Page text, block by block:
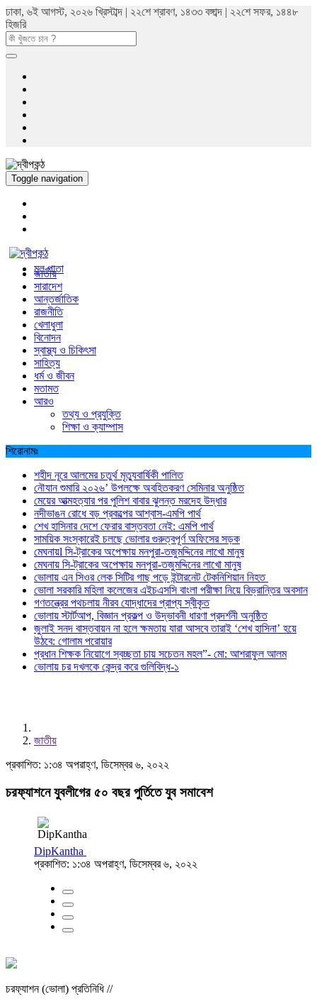
ঢাকা, ৬ই আগস্ট, ২০২৬ খ্রিস্টাব্দ | ২২শে শ্রাবণ, ১৪৩৩ বঙ্গাব্দ | ২২শে সফর, ১৪৪৮
হিজরি
Toggle navigation
মুল পাতা
জাতীয়
সারাদেশ
আন্তর্জাতিক
রাজনীতি
খেলাধুলা
বিনোদন
স্বাস্থ্য ও চিকিৎসা
সাহিত্য
ধর্ম ও জীবন
মতামত
আরও
তথ্য ও প্রযুক্তি
শিক্ষা ও ক্যাম্পাস
শিরোনামঃ
শহীদ নূরে আলমের চতুর্থ মৃত্যুবার্ষিকী পালিত
নৌযান শুমারি ২০২৬’ উপলক্ষে অবহিতকরণ সেমিনার অনুষ্ঠিত
মেয়ের আত্মহত্যার পর পুলিশ বাবার ঝুলন্ত মরদেহ উদ্ধার
নদীভাঙন রোধে বড় প্রকল্পের আশ্বাস-এমপি পার্থ
শেখ হাসিনার দেশে ফেরার বাস্তবতা নেই: এমপি পার্থ
সাময়িক সংস্কারেই চলছে ভোলার গুরুত্বপূর্ণ অফিসের সড়ক
মেঘনায়l সি-ট্রাকের অপেক্ষায় মনপুরা-তজুমদ্দিনের লাখো মানুষ
মেঘনায় সি-ট্রাকের অপেক্ষায় মনপুরা-তজুমদ্দিনের লাখো মানুষ
ভোলায় এন সিওর লেক সিটির গাছ পড়ে ইন্টারনেট টেকনিশিয়ান নিহত
ভোলা সরকারি মহিলা কলেজের এইচএসসি বাংলা পরীক্ষা নিয়ে বিভ্রান্তির অবসান
গণতন্ত্রের পথচলায় নীরব যোদ্ধাদের প্রাপ্য স্বীকৃত
ভোলায় স্টার্টআপ, বিজ্ঞান প্রকল্প ও উদ্ভাবনী ধারণা প্রদর্শনী অনুষ্ঠিত
জুলাই সনদ বাস্তবায়ন না হলে ক্ষমতায় যারা আসবে তারাই ‘শেখ হাসিনা’ হয়ে
উঠবে: গোলাম পরোয়ার
প্রধান শিক্ষক নিয়োগে স্বচ্ছতা চায় সচেতন মহল”- মো: আশরাফুল আলম
ভোলায় চর দখলকে কেন্দ্র করে গুলিবিদ্ধ-১
জাতীয়
প্রকাশিত: ১:৩৪ অপরাহ্ণ, ডিসেম্বর ৬, ২০২২
চরফ্যাশনে যুবলীগের ৫০ বছর পুর্তিতে যুব সমাবেশ
DipKantha
প্রকাশিত: ১:৩৪ অপরাহ্ণ, ডিসেম্বর ৬, ২০২২
চরফ্যাশন (ভোলা) প্রতিনিধি //